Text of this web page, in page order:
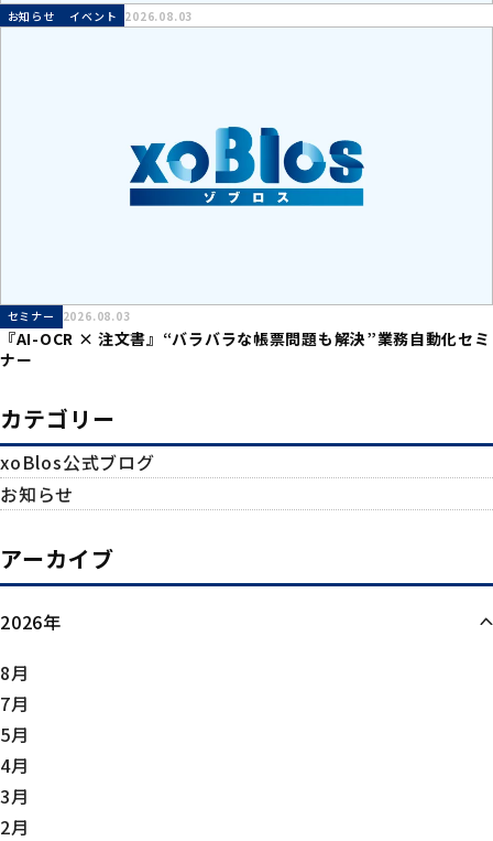
お知らせ イベント 2026.08.03
セミナー 2026.08.03
『AI-OCR × 注文書』“バラバラな帳票問題も解決”業務自動化セミ
ナー
カテゴリー
xoBlos公式ブログ
お知らせ
アーカイブ
2026年
8月
7月
5月
4月
3月
2月